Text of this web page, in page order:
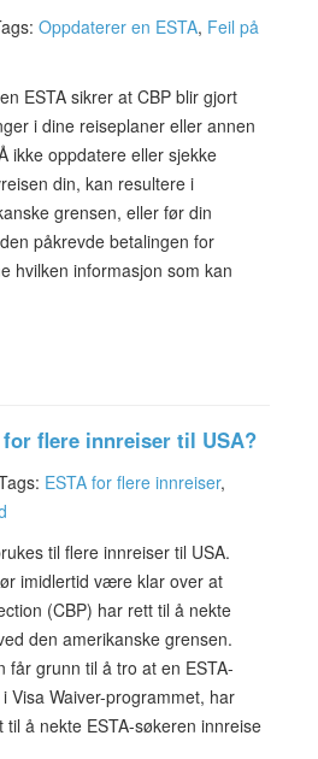
Oppdaterer en ESTA, Feil på
ESTA sikrer at CBP blir gjort
i dine reiseplaner eller annen
ikke oppdatere eller sjekke
din, kan resultere i
grensen, eller før din
påkrevde betalingen for
hvilken informasjon som kan
for flere innreiser til USA?
ESTA for flere innreiser,
til flere innreiser til USA.
imidlertid være klar over at
(CBP) har rett til å nekte
den amerikanske grensen.
får grunn til å tro at en ESTA-
Visa Waiver-programmet, har
å nekte ESTA-søkeren innreise